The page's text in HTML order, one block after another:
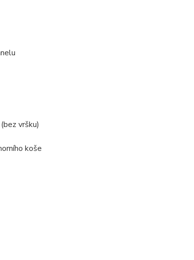
vršku)
koše